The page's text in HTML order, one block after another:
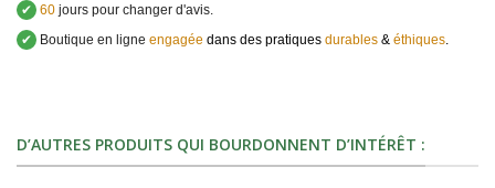
✔ 60 jours pour changer d'avis.
✔
Boutique en ligne engagée dans des pratiques durables & éthiques
D’AUTRES PRODUITS QUI BOURDONNENT D’INTÉRÊT :